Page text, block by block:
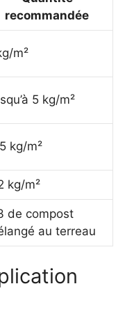
recommandée
m²
5 kg/m²
kg/m²
kg/m²
de compost
au terreau